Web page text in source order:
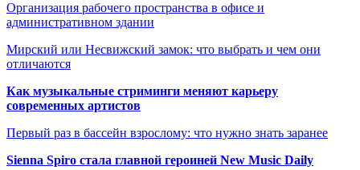
Организация рабочего пространства в офисе и
административном здании
Мирский или Несвижский замок: что выбрать и чем они
отличаются
Как музыкальные стриминги меняют карьеру
современных артистов
Первый раз в бассейн взрослому: что нужно знать заранее
Sienna Spiro стала главной героиней New Music Daily